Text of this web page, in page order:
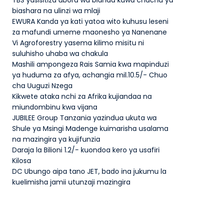
biashara na ulinzi wa mlaji
EWURA Kanda ya kati yatoa wito kuhusu leseni
za mafundi umeme maonesho ya Nanenane
Vi Agroforestry yasema kilimo misitu ni
suluhisho uhaba wa chakula
Mashili ampongeza Rais Samia kwa mapinduzi
ya huduma za afya, achangia mil.10.5/- Chuo
cha Uuguzi Nzega
Kikwete ataka nchi za Afrika kujiandaa na
miundombinu kwa vijana
JUBILEE Group Tanzania yazindua ukuta wa
Shule ya Msingi Madenge kuimarisha usalama
na mazingira ya kujifunzia
Daraja la Bilioni 1.2/- kuondoa kero ya usafiri
Kilosa
DC Ubungo aipa tano JET, bado ina jukumu la
kuelimisha jamii utunzaji mazingira